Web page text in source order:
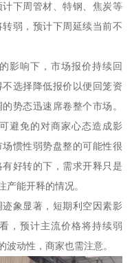
下周管材、特钢、焦炭等
弱，预计下周延续当前不
影响下，市场报价持续回
选择降低报价以便回笼资
势态迅速席卷整个市场。
避免的对商家心态造成影
惯性弱势盘整的可能性很
好转的下，需求开释只是
产能开释的情况。
象显著，短期利空因素影
，预计主流价格将持续弱
动性，商家也需注意。